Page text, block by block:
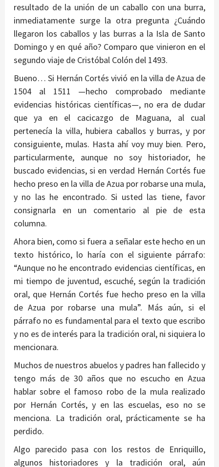
resultado de la unión de un caballo con una burra,
inmediatamente surge la otra pregunta ¿Cuándo
llegaron los caballos y las burras a la Isla de Santo
Domingo y en qué año? Comparo que vinieron en el
segundo viaje de Cristóbal Colón del 1493.
Bueno… Si Hernán Cortés vivió en la villa de Azua de
1504 al 1511 —hecho comprobado mediante
evidencias históricas científicas—, no era de dudar
que ya en el cacicazgo de Maguana, al cual
pertenecía la villa, hubiera caballos y burras, y por
consiguiente, mulas. Hasta ahí voy muy bien. Pero,
particularmente, aunque no soy historiador, he
buscado evidencias, si en verdad Hernán Cortés fue
hecho preso en la villa de Azua por robarse una mula,
y no las he encontrado. Si usted las tiene, favor
consignarla en un comentario al pie de esta
columna.
Ahora bien, como si fuera a señalar este hecho en un
texto histórico, lo haría con el siguiente párrafo:
“Aunque no he encontrado evidencias científicas, en
mi tiempo de juventud, escuché, según la tradición
oral, que Hernán Cortés fue hecho preso en la villa
de Azua por robarse una mula”. Más aún, si el
párrafo no es fundamental para el texto que escribo
y no es de interés para la tradición oral, ni siquiera lo
mencionara.
Muchos de nuestros abuelos y padres han fallecido y
tengo más de 30 años que no escucho en Azua
hablar sobre el famoso robo de la mula realizado
por Hernán Cortés, y en las escuelas, eso no se
menciona. La tradición oral, prácticamente se ha
perdido.
Algo parecido pasa con los restos de Enriquillo,
algunos historiadores y la tradición oral, aún